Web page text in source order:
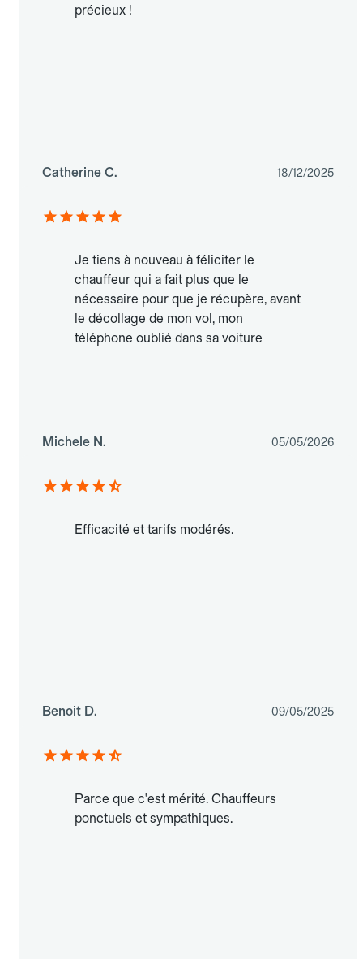
précieux !
Catherine C. 18/12/2025
Je tiens à nouveau à féliciter le
chauffeur qui a fait plus que le
nécessaire pour que je récupère, avant
le décollage de mon vol, mon
téléphone oublié dans sa voiture
Michele N. 05/05/2026
Efficacité et tarifs modérés.
Benoit D. 09/05/2025
Parce que c'est mérité. Chauffeurs
ponctuels et sympathiques.